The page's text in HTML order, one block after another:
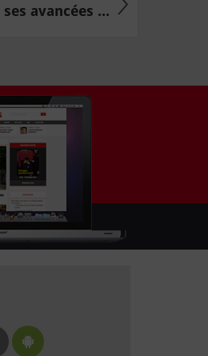
avancées ...